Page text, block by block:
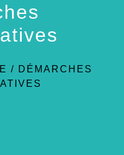
/ DÉMARCHES